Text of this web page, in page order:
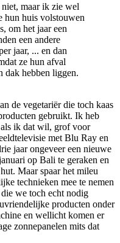
maar ik zie wel
hun huis volstouwen
om het jaar een
een andere
jaar, ... en dan
ze hun afval
dak hebben liggen.
de vegetariër die toch kaas
gebruikt. Ik heb
als ik dat wil, grof voor
met Blu Ray en
jaar ongeveer een nieuwe
op Bali te geraken en
Maar spaar het mileu
technieken mee te nemen
we toch echt nodig
producten onder
en wellicht komen er
zonnepanelen mits dat